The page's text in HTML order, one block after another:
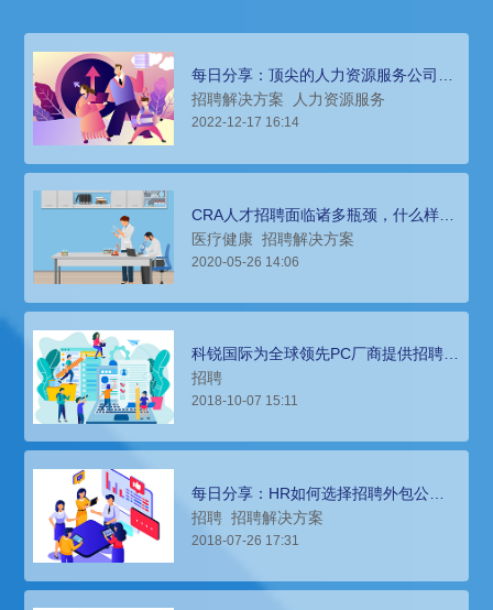
每日分享：顶尖的人力资源服务公司，
高效招聘解决方案
招聘解决方案 人力资源服务
2022-12-17 16:14
CRA人才招聘面临诸多瓶颈，什么样的
招聘解决方案能应对？
医疗健康 招聘解决方案
2020-05-26 14:06
科锐国际为全球领先PC厂商提供招聘解
决方案
招聘
2018-10-07 15:11
每日分享：HR如何选择招聘外包公
司？获得最佳招聘解决方案？
招聘 招聘解决方案
2018-07-26 17:31